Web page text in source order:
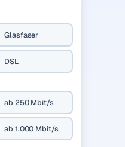
Glasfaser
DSL
ab 250 Mbit/s
ab 1.000 Mbit/s